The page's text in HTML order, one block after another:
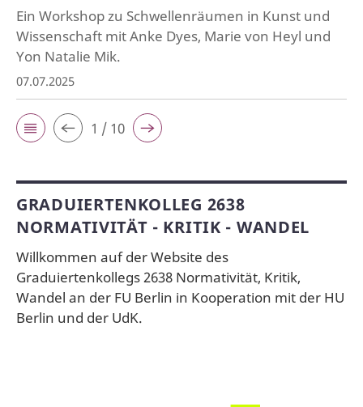
Ein Workshop zu Schwellenräumen in Kunst und
Wissenschaft mit Anke Dyes, Marie von Heyl und
Yon Natalie Mik.
07.07.2025
1 / 10
GRADUIERTENKOLLEG 2638
NORMATIVITÄT - KRITIK - WANDEL
Willkommen auf der Website des
Graduiertenkollegs 2638 Normativität, Kritik,
Wandel an der FU Berlin in Kooperation mit der HU
Berlin und der UdK.